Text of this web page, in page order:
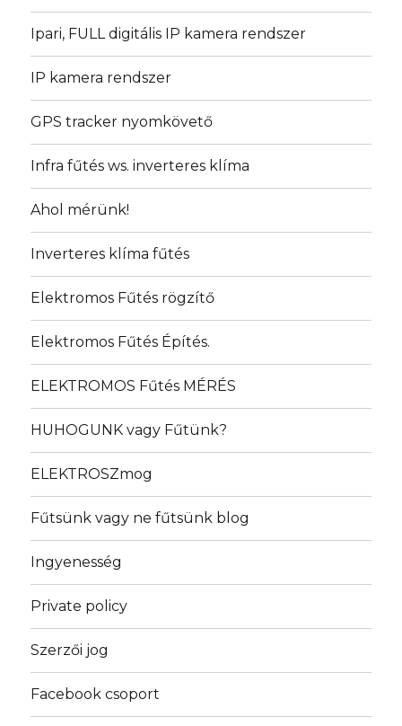
Ipari, FULL digitális IP kamera rendszer
IP kamera rendszer
GPS tracker nyomkövető
Infra fűtés ws. inverteres klíma
Ahol mérünk!
Inverteres klíma fűtés
Elektromos Fűtés rögzítő
Elektromos Fűtés Építés.
ELEKTROMOS Fűtés MÉRÉS
HUHOGUNK vagy Fűtünk?
ELEKTROSZmog
Fűtsünk vagy ne fűtsünk blog
Ingyenesség
Private policy
Szerzői jog
Facebook csoport